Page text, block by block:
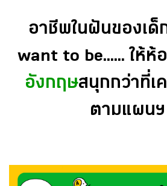
อาชีพในฝันของเด็
want to be...... ให้ห้
อังกฤษสนุกกว่าที่เ
ตามแผนฯ